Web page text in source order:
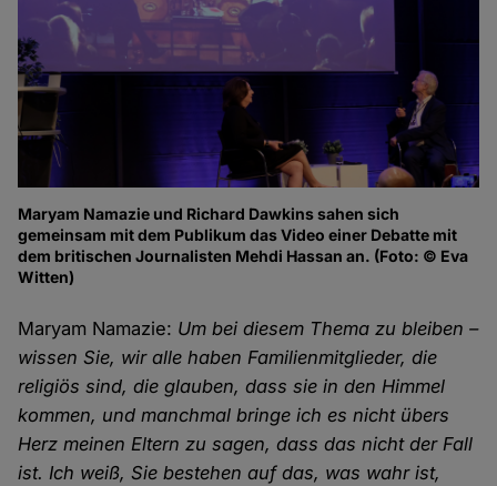
Maryam Namazie und Richard Dawkins sahen sich
gemeinsam mit dem Publikum das Video einer Debatte mit
dem britischen Journalisten Mehdi Hassan an. (Foto: © Eva
Witten)
Maryam Namazie: Um bei diesem Thema zu bleiben –
wissen Sie, wir alle haben Familienmitglieder, die
religiös sind, die glauben, dass sie in den Himmel
kommen, und manchmal bringe ich es nicht übers
Herz meinen Eltern zu sagen, dass das nicht der Fall
ist. Ich weiß, Sie bestehen auf das, was wahr ist,